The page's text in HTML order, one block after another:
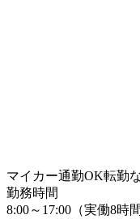
マイカー通勤OK転勤
勤務時間
8:00～17:00（実働8時